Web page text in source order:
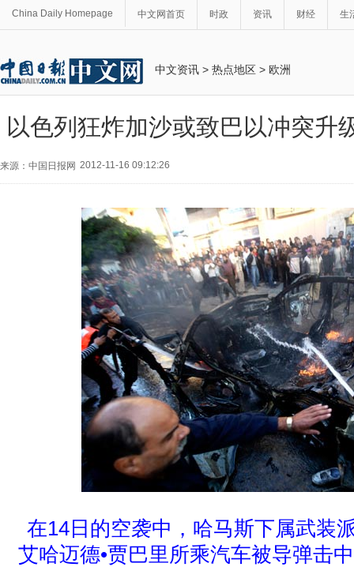
China Daily Homepage 中文网首页 时政 资讯 财经 生
中文资讯 > 热点地区 > 欧洲
以色列狂炸加沙或致巴以冲突升
来源：中国日报网 2012-11-16 09:12:26
在14日的空袭中，哈马斯下属武装
艾哈迈德•贾巴里所乘汽车被导弹击